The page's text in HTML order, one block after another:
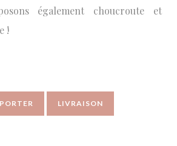
également choucroute et
!
LIVRAISON